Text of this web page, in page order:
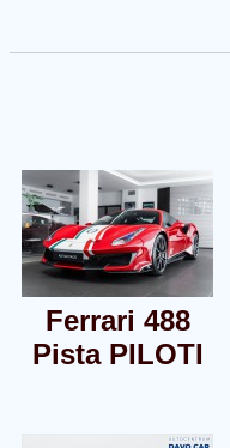
Ferrari 488
Pista PILOTI